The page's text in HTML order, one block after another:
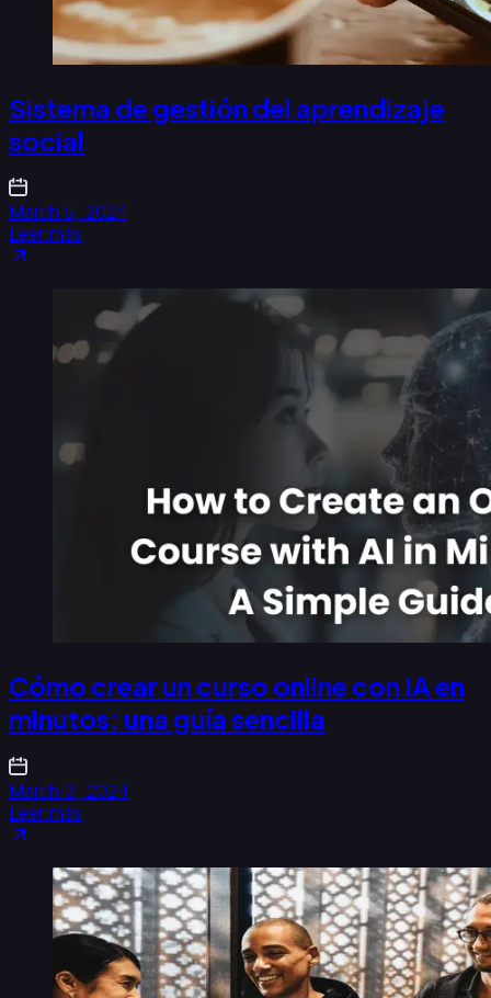
Sistema de gestión del aprendizaje
social
March 5, 2024
Leer más
Cómo crear un curso online con IA en
minutos: una guía sencilla
March 3, 2024
Leer más